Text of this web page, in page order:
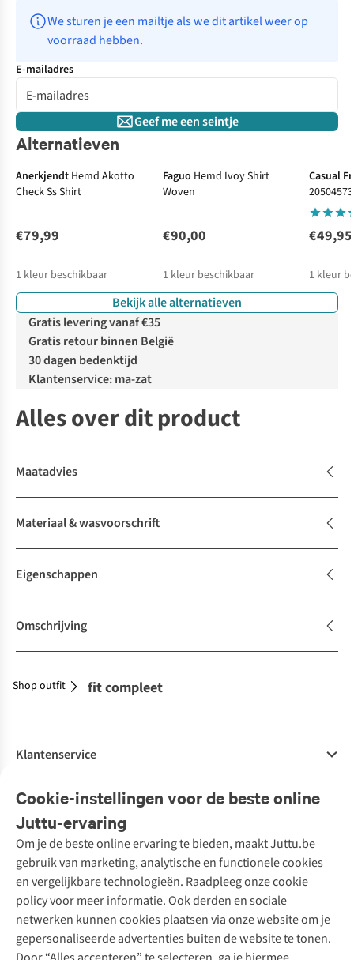
We sturen je een mailtje als we dit artikel weer op
voorraad hebben.
E-mailadres
Geef me een seintje
Alternatieven
Anerkjendt Hemd Akotto
Check Ss Shirt
€79,99
1 kleur beschikbaar
Faguo Hemd Ivoy Shirt
Woven
€90,00
1 kleur beschikbaar
Casual
20504573
€49,95
1 kleur
Bekijk alle alternatieven
Gratis levering vanaf €35
Gratis retour binnen België
30 dagen bedenktijd
Klantenservice: ma-zat
Alles over dit product
Maatadvies
Materiaal & wasvoorschrift
Eigenschappen
Omschrijving
Maak je outfit compleet
Shop outfit
Cookie-instellingen voor de beste online
Juttu-ervaring
Om je de beste online ervaring te bieden, maakt Juttu.be
gebruik van marketing, analytische en functionele cookies
en vergelijkbare technologieën. Raadpleeg onze cookie
policy voor meer informatie. Ook derden en sociale
netwerken kunnen cookies plaatsen via onze website om je
gepersonaliseerde advertenties buiten de website te tonen.
Klantenservice
Bestellen
Betalen
10% studentenkorting
Klarna - achteraf betalen
Levering
Retourneren
Bestelling herroepen
Garantie
Onze diensten
Tweedehands - ReJUsed
Kledingatelier
Personal shopping
Textielbox
Events / workshops
Juttu
Over ons
Juttu Friends
Inspiratie
Werken bij Juttu
Onze winkels
Merken
Nathalie Vleeschouwer
Selected dames
Meld je aan voor de nieuwsbrief